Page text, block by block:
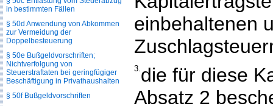
einbehaltenen
3. die für diese
Absatz 2
in bestimmten Fällen
§ 50d Anwendung von Abkommen
zur Vermeidung der
Doppelbesteuerung
§ 50e Bußgeldvorschriften;
Nichtverfolgung von
Steuerstraftaten bei geringfügiger
Beschäftigung in Privathaushalten
§ 50f Bußgeldvorschriften